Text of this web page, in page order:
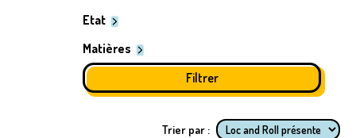
Etat
Matières
Trier par :